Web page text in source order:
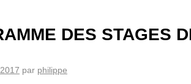
DES STAGES
par philippe